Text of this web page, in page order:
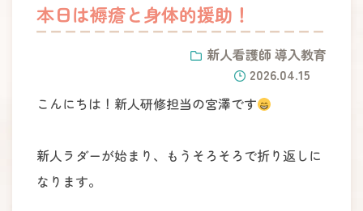
本日は褥瘡と身体的援助！
新人看護師 導入教育
2026.04.15
こんにちは！新人研修担当の宮澤です
新人ラダーが始まり、もうそろそろで折り返しに
なります。